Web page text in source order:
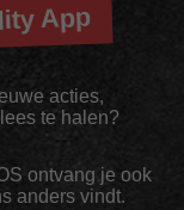
App
acties,
te halen?
ontvang je ook
anders vindt.